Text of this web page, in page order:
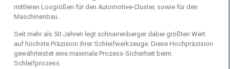
mittleren Losgrößen für den Automotive-Cluster, sowie für den
Maschinenbau.
Seit mehr als 50 Jahren legt schnarrenberger dabei größten Wert
auf höchste Präzision ihrer Schleifwerkzeuge. Diese Hochpräzision
gewährleistet eine maximale Prozess-Sicherheit beim
Schleifprozess.